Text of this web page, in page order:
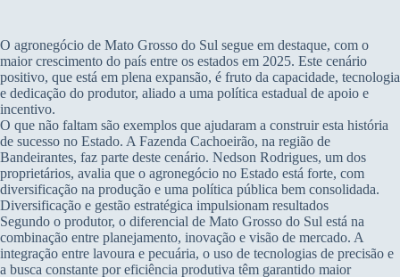
O agronegócio de Mato Grosso do Sul segue em destaque, com o
maior crescimento do país entre os estados em 2025. Este cenário
positivo, que está em plena expansão, é fruto da capacidade, tecnologia
e dedicação do produtor, aliado a uma política estadual de apoio e
incentivo.
O que não faltam são exemplos que ajudaram a construir esta história
de sucesso no Estado. A Fazenda Cachoeirão, na região de
Bandeirantes, faz parte deste cenário. Nedson Rodrigues, um dos
proprietários, avalia que o agronegócio no Estado está forte, com
diversificação na produção e uma política pública bem consolidada.
Diversificação e gestão estratégica impulsionam resultados
Segundo o produtor, o diferencial de Mato Grosso do Sul está na
combinação entre planejamento, inovação e visão de mercado. A
integração entre lavoura e pecuária, o uso de tecnologias de precisão e
a busca constante por eficiência produtiva têm garantido maior